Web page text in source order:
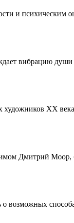
и психическим
вибрацию души
XX
Дмитрий
возможных